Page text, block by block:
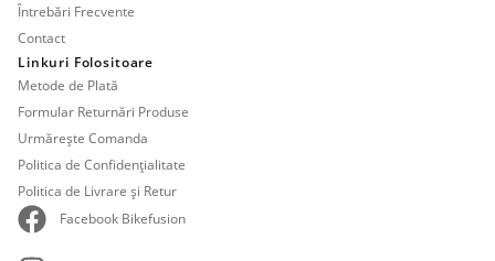
Întrebări Frecvente
Contact
Linkuri Folositoare
Metode de Plată
Formular Returnări Produse
Urmărește Comanda
Politica de Confidențialitate
Politica de Livrare și Retur
Facebook Bikefusion